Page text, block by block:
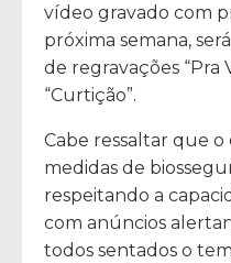
vídeo gravado com
próxima semana,
de regravações “Pra
“Curtição”.
Cabe ressaltar que
medidas de
respeitando a
com anúncios
todos sentados o